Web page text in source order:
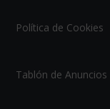
Política de Cookies
Tablón de Anuncios